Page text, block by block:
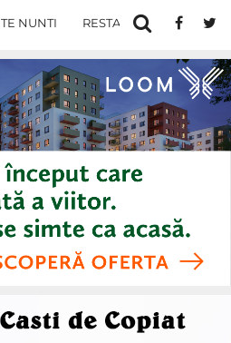
NUNTI RESTAURANTE IN IASI